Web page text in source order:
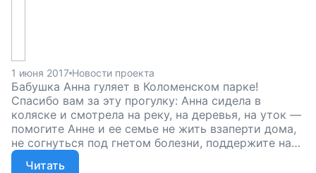
1 июня 2017 Новости проекта
Бабушка Анна гуляет в Коломенском парке!
Спасибо вам за эту прогулку: Анна сидела в
коляске и смотрела на реку, на деревья, на уток —
помогите Анне и ее семье не жить взаперти дома,
не согнуться под гнетом болезни, поддержите наш
проект!
Читать